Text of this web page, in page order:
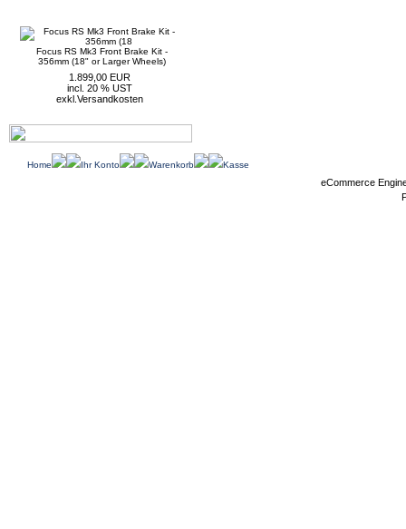
Focus RS Mk3 Front Brake Kit -
356mm (18" or Larger Wheels)
1.899,00 EUR
incl. 20 % UST
exkl. Versandkosten
Home Ihr Konto Warenkorb Kasse
eCommerce